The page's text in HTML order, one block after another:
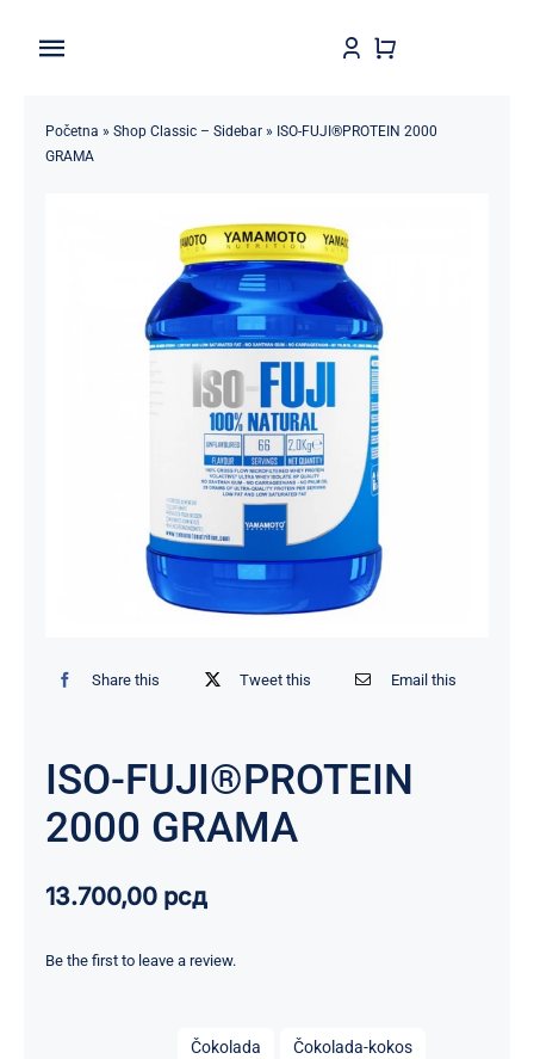
Toggle
Home
POPUSTI 5-50%
Početna » Shop Classic – Sidebar» ISO-FUJI®PROTEIN 2000
GRAMA
Share this Tweet this Email this
ISO-FUJI®PROTEIN
2000 GRAMA
13.700,00 рсд
Be the first to leave a review.
Čokolada
Čokolada-kokos